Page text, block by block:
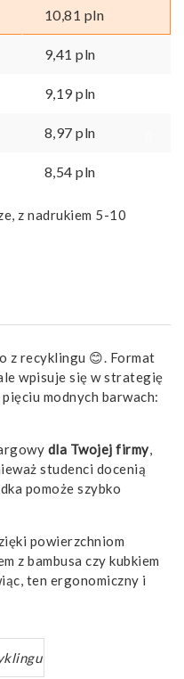
10,81 pln
9,41pln
9,19pln
8,97pln
8,54pln
z nadrukiem 5-10
z recyklingu 😊. Format
wpisuje się w strategię
modnych barwach:
dla Twojej firmy,
studenci docenią
pomoże szybko
powierzchniom
z bambusa czy kubkiem
ten ergonomiczny i